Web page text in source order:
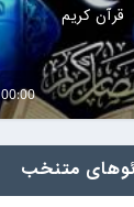
قرآن کریم
00:00
متنخب